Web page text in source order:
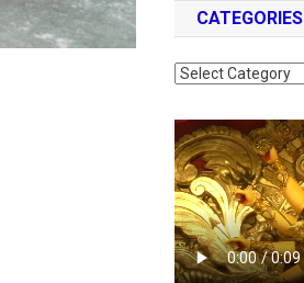
CATEGORIES
Categories